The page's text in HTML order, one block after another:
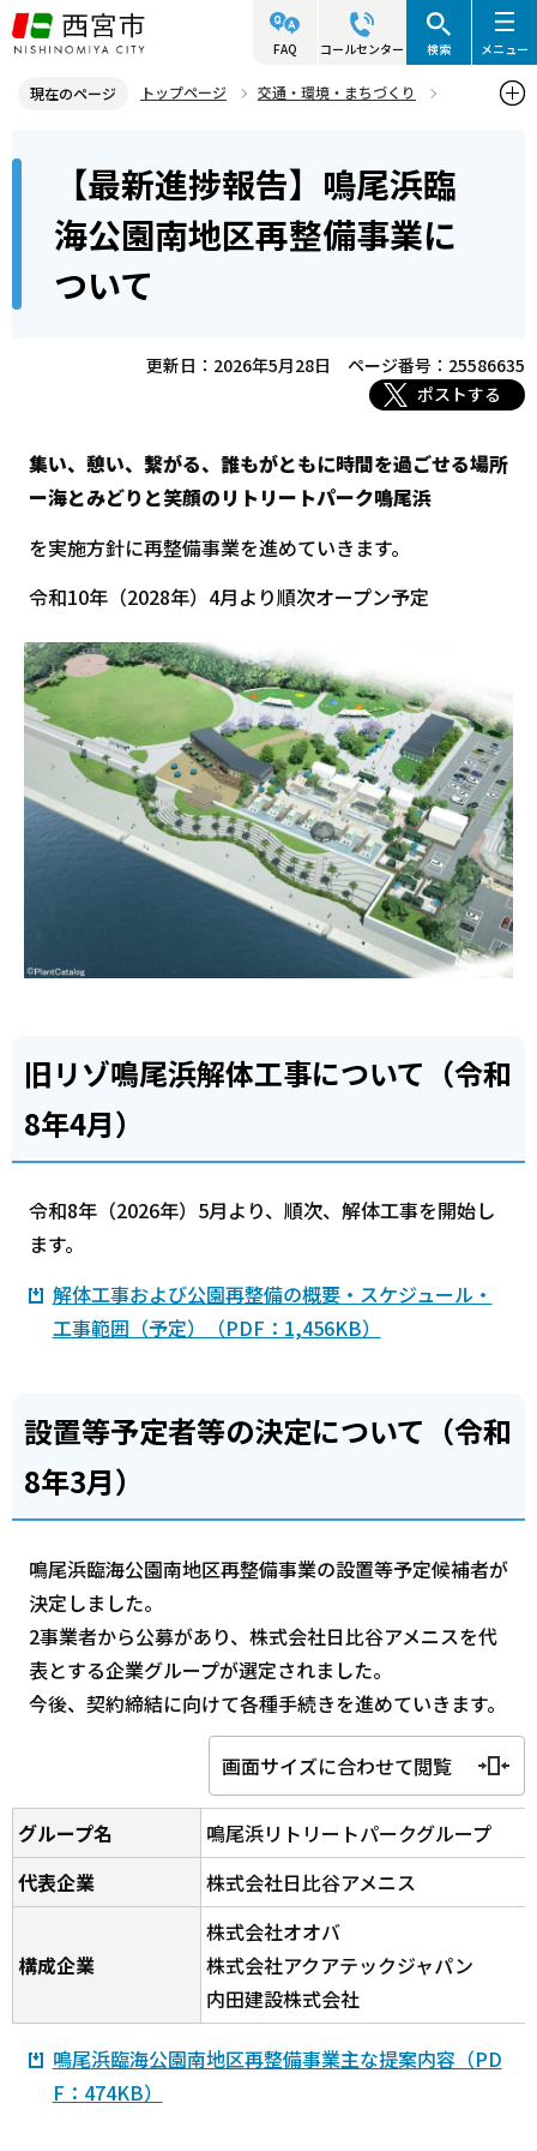
こ
の
ジ
す
FAQ コールセンター 検索 メニュー
現在のページ トップページ
交通・環境・まちづくり
【最新進捗報告】鳴尾浜臨海公園南地区再整備事業について
ら
【最新進捗報告】鳴尾浜臨
海公園南地区再整備事業に
ついて
更新日：2026年5月28日
ページ番号：25586635
ポストする
集い、憩い、繋がる、誰もがともに時間を過ごせる場所
ー海とみどりと笑顔のリトリートパーク鳴尾浜
を実施方針に再整備事業を進めていきます。
令和10年（2028年）4月より順次オープン予定
旧リゾ鳴尾浜解体工事について（令和
8年4月）
令和8年（2026年）5月より、順次、解体工事を開始し
ます。
解体工事および公園再整備の概要・スケジュール・
工事範囲（予定）（PDF：1,456KB）
設置等予定者等の決定について（令和
8年3月）
鳴尾浜臨海公園南地区再整備事業の設置等予定候補者が
決定しました。
2事業者から公募があり、株式会社日比谷アメニスを代
表とする企業グループが選定されました。
今後、契約締結に向けて各種手続きを進めていきます。
画面サイズに合わせて閲覧
グループ名
鳴尾浜リトリートパークグループ
代表企業
株式会社日比谷アメニス
構成企業
株式会社オオバ
株式会社アクアテックジャパン
内田建設株式会社
鳴尾浜臨海公園南地区再整備事業主な提案内容（PD
F：474KB）